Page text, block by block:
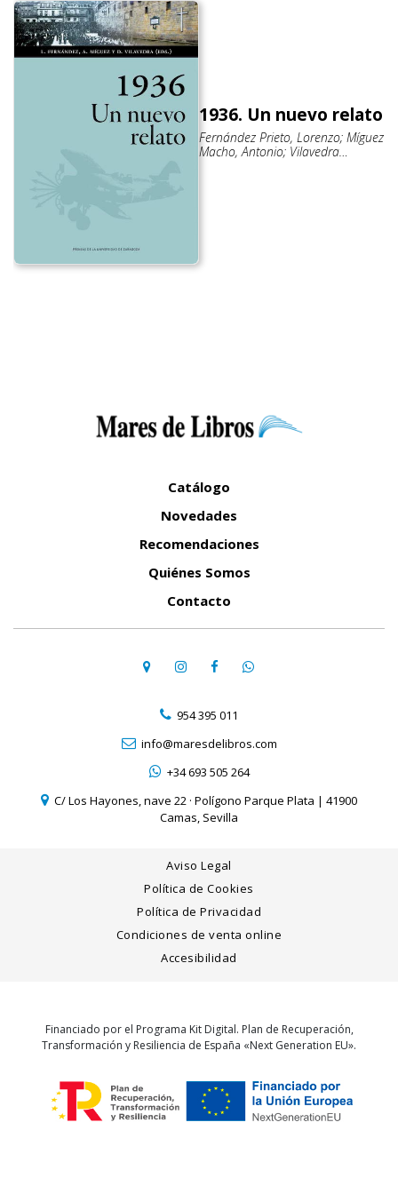
1936. Un nuevo relato
Fernández Prieto, Lorenzo; Míguez
Macho, Antonio; Vilavedra
Catálogo
Novedades
Recomendaciones
Quiénes Somos
Contacto
954 395 011
info@maresdelibros.com
+34 693 505 264
C/ Los Hayones, nave 22 · Polígono Parque Plata | 41900
Camas, Sevilla
Aviso Legal
Política de Cookies
Política de Privacidad
Condiciones de venta online
Accesibilidad
Financiado por el Programa Kit Digital. Plan de Recuperación,
Transformación y Resiliencia de España «Next Generation EU».